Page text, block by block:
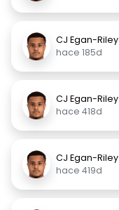
CJ Egan-Riley
hace 185d
CJ Egan-Riley
hace 418d
CJ Egan-Riley
hace 419d